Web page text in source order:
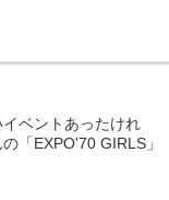
ベントあったけれ
「EXPO'70 GIRLS」